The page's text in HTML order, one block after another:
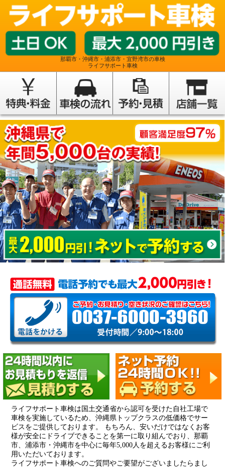
那覇市・沖縄市・浦添市・宜野湾市の車検
ライフサポート車検
ライフサポート車検は国土交通省から認可を受けた自社工場で
車検を実施しているため、沖縄県トップクラスの低価格でサー
ビスをご提供しております。 もちろん、安いだけではなくお客
様が安全にドライブできることを第一に取り組んでおり、那覇
市、浦添市・沖縄市を中心に毎年5,000人を超えるお客様にご利
用いただいております。
ライフサポート車検へのご質問やご要望がございましたらまし